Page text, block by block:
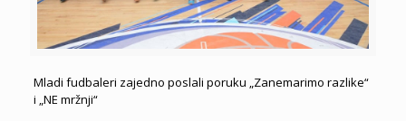
Mladi fudbaleri zajedno poslali poruku „Zanemarimo razlike“
i „NE mržnji“